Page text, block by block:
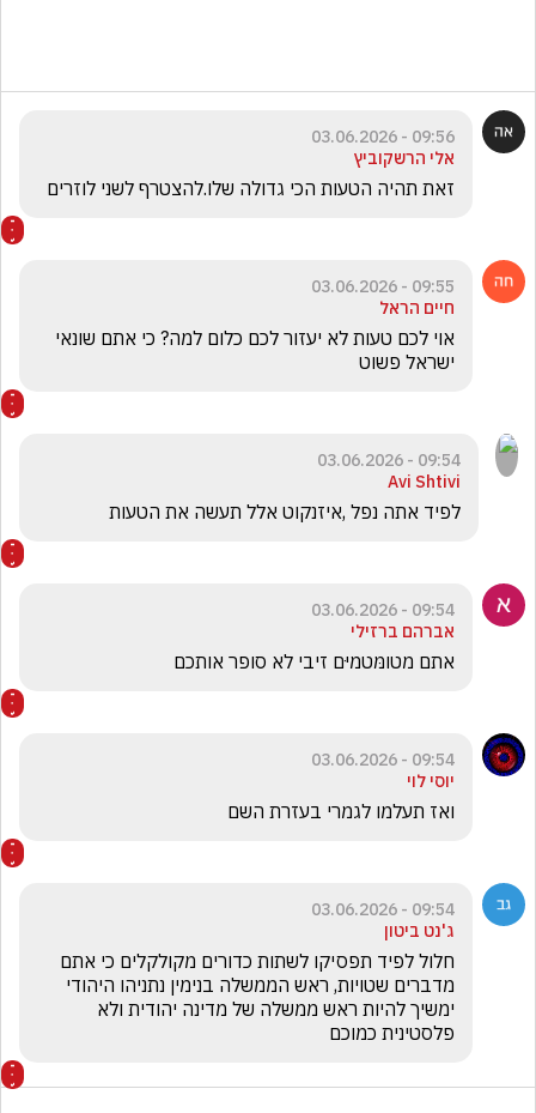
09:56 - 03.06.2026
אלי הרשקוביץ
זאת תהיה הטעות הכי גדולה שלו.להצטרף לשני לוזרים
09:55 - 03.06.2026
חיים הראל
ישראל פשוט
09:54 - 03.06.2026
Avi Shtivi
לפיד אתה נפל ,איזנקוט אלל תעשה את הטעות
09:54 - 03.06.2026
אברהם ברזילי
אתם מטומּטמיּם זיבי לא סופר אותכם
09:54 - 03.06.2026
יוסי לוי
ואז תעלמו לגמרי בעזרת השם
09:54 - 03.06.2026
ג'נט ביטון
פלסטינית כמוכם